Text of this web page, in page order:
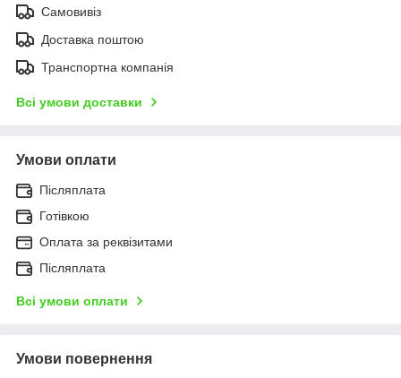
Самовивіз
Доставка поштою
Транспортна компанія
Всі умови доставки
Умови оплати
Післяплата
Готівкою
Оплата за реквізитами
Післяплата
Всі умови оплати
Умови повернення